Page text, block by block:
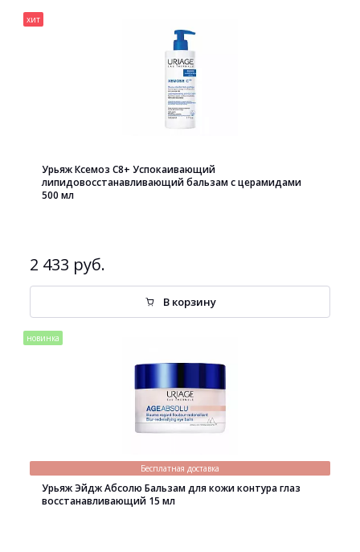
хит
Урьяж Ксемоз С8+ Успокаивающий
липидовосстанавливающий бальзам с церамидами
500 мл
2 433 руб.
В корзину
новинка
Бесплатная доставка
Урьяж Эйдж Абсолю Бальзам для кожи контура глаз
восстанавливающий 15 мл